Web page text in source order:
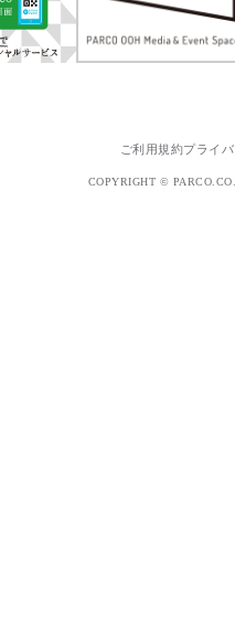
ご利用規約プライ
COPYRIGHT ©